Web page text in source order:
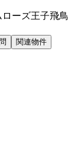
ローズ王子飛鳥
関連物件